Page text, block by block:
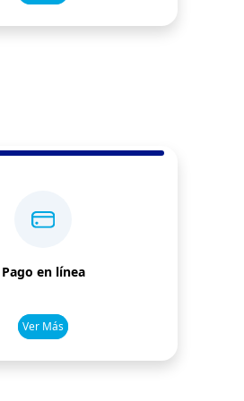
Pago en línea
Ver Más